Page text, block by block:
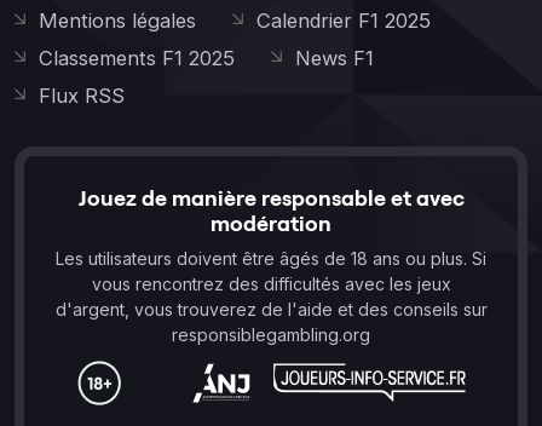
Mentions légales
Calendrier F1 2025
Classements F1 2025
News F1
Flux RSS
Jouez de manière responsable et avec
modération
Les utilisateurs doivent être âgés de 18 ans ou plus. Si
vous rencontrez des difficultés avec les jeux
d'argent, vous trouverez de l'aide et des conseils sur
responsiblegambling.org